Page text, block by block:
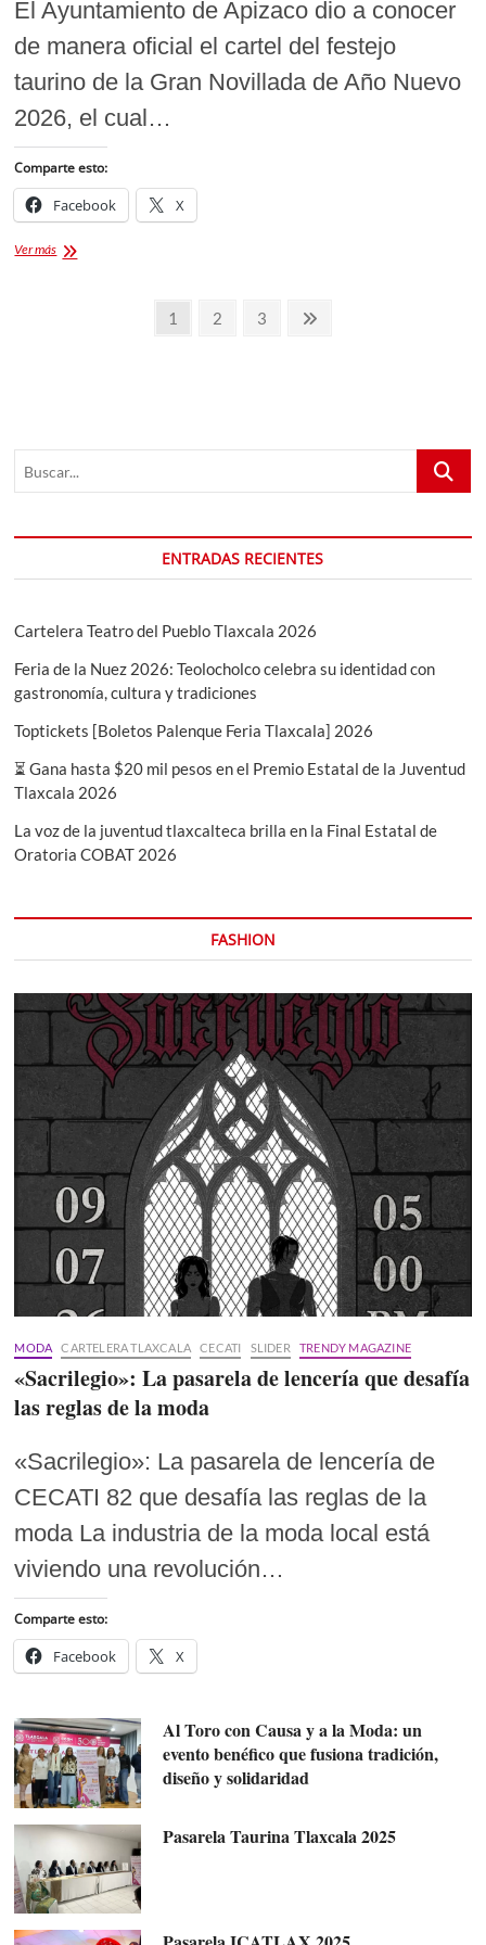
El Ayuntamiento de Apizaco dio a conocer
de manera oficial el cartel del festejo
taurino de la Gran Novillada de Año Nuevo
2026, el cual…
Comparte esto:
Facebook X
Ver másGran
Página
1 Página
2 Página
3
Página
Buscar...
ENTRADAS RECIENTES
Cartelera Teatro del Pueblo Tlaxcala 2026
Feria de la Nuez 2026: Teolocholco celebra su identidad con
gastronomía, cultura y tradiciones
Toptickets [Boletos Palenque Feria Tlaxcala] 2026
⏳ Gana hasta $20 mil pesos en el Premio Estatal de la Juventud
Tlaxcala 2026
La voz de la juventud tlaxcalteca brilla en la Final Estatal de
Oratoria COBAT 2026
FASHION
MODA CARTELERA TLAXCALA CECATI SLIDER TRENDY MAGAZINE
«Sacrilegio»: La pasarela de lencería que desafía
las reglas de la moda
«Sacrilegio»: La pasarela de lencería de
CECATI 82 que desafía las reglas de la
moda La industria de la moda local está
viviendo una revolución…
Comparte esto:
Facebook X
Al Toro con Causa y a la Moda: un
evento benéfico que fusiona tradición,
diseño y solidaridad
Pasarela Taurina Tlaxcala 2025